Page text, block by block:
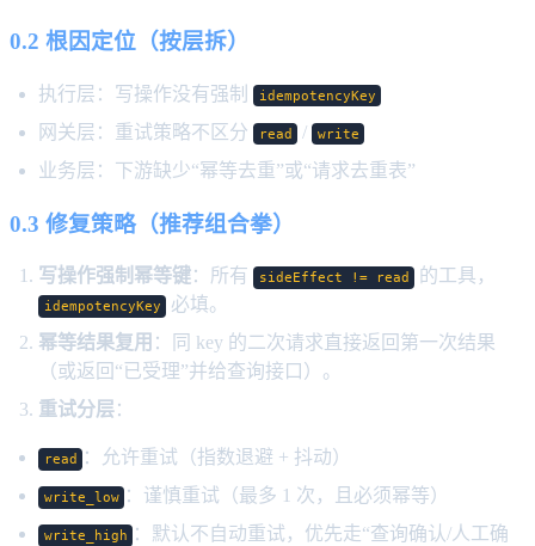
0.2 根因定位（按层拆）
执行层：写操作没有强制 idempotencyKey
网关层：重试策略不区分 read / write
业务层：下游缺少“幂等去重”或“请求去重表”
0.3 修复策略（推荐组合拳）
写操作强制幂等键：所有 sideEffect != read 的工具，
idempotencyKey
必填。
幂等结果复用 ：同 key 的二次请求直接返回第一次结果
（或返回“已受理”并给查询接口）。
重试分层：
read ：允许重试（指数退避 + 抖动）
write_low ：谨慎重试（最多 1 次，且必须幂等）
write_high ：默认不自动重试，优先走“查询确认/人工确